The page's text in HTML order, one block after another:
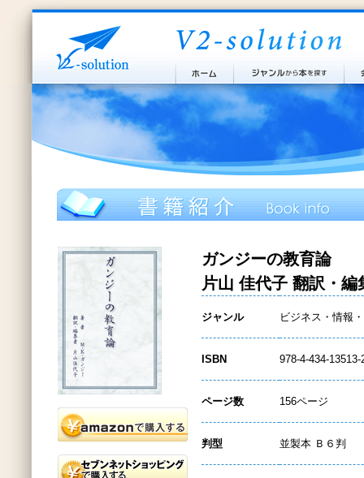
ガンジーの教育論
片山 佳代子 翻訳・
ジャンル ビジネス・情報
ISBN 978-4-434-13513-
ページ数 156ページ
判型 並製本 Ｂ６判